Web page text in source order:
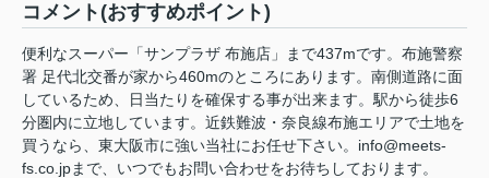
コメント(おすすめポイント)
便利なスーパー「サンプラザ 布施店」まで437mです。布施警察
署 足代北交番が家から460mのところにあります。南側道路に面
しているため、日当たりを確保する事が出来ます。駅から徒歩6
分圏内に立地しています。近鉄難波・奈良線布施エリアで土地を
買うなら、東大阪市に強い当社にお任せ下さい。info@meets-
fs.co.jpまで、いつでもお問い合わせをお待ちしております。